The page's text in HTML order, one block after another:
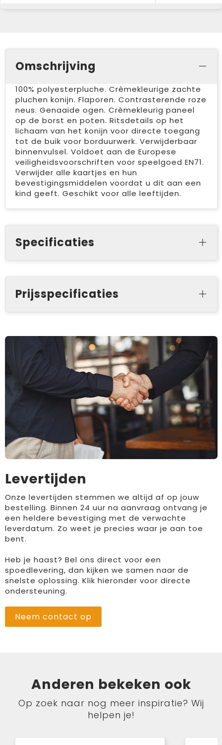
Omschrijving
100% polyesterpluche. Crèmekleurige zachte
pluchen konijn. Flaporen. Contrasterende roze
neus. Genaaide ogen. Crèmekleurig paneel
op de borst en poten. Ritsdetails op het
lichaam van het konijn voor directe toegang
tot de buik voor borduurwerk. Verwijderbaar
binnenvulsel. Voldoet aan de Europese
veiligheidsvoorschriften voor speelgoed EN71.
Verwijder alle kaartjes en hun
bevestigingsmiddelen voordat u dit aan een
kind geeft. Geschikt voor alle leeftijden.
Specificaties
Prijsspecificaties
Levertijden
Onze levertijden stemmen we altijd af op jouw
bestelling. Binnen 24 uur na aanvraag ontvang je
een heldere bevestiging met de verwachte
leverdatum. Zo weet je precies waar je aan toe
bent.
Heb je haast? Bel ons direct voor een
spoedlevering, dan kijken we samen naar de
snelste oplossing. Klik hieronder voor directe
ondersteuning.
Neem contact op
Anderen bekeken ook
Op zoek naar nog meer inspiratie? Wij
helpen je!